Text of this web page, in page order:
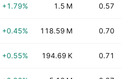
+1.79% 1.5 M 0.57
+0.45% 118.59 M 0.70
+0.55% 194.69 K 0.71